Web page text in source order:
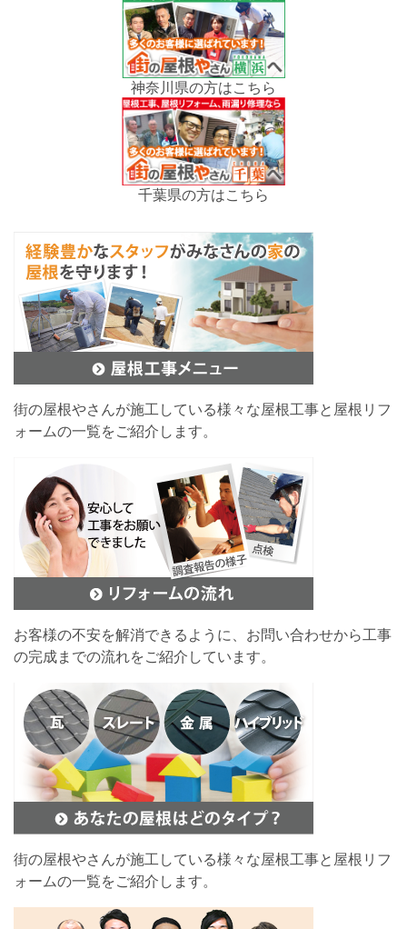
神奈川県の方はこちら
千葉県の方はこちら
街の屋根やさんが施工している様々な屋根工事と屋根リフ
ォームの一覧をご紹介します。
お客様の不安を解消できるように、お問い合わせから工事
の完成までの流れをご紹介しています。
街の屋根やさんが施工している様々な屋根工事と屋根リフ
ォームの一覧をご紹介します。